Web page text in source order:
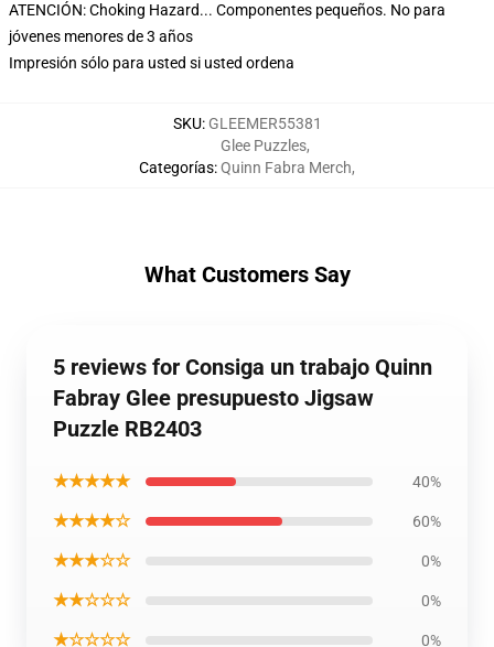
ATENCIÓN: Choking Hazard... Componentes pequeños. No para
jóvenes menores de 3 años
Impresión sólo para usted si usted ordena
SKU: GLEEMER55381
Categorías:
Glee Puzzles,
Quinn Fabra Merch,
What Customers Say
5 reviews for Consiga un trabajo Quinn
Fabray Glee presupuesto Jigsaw
Puzzle RB2403
★★★★★ 40%
★★★★☆ 60%
★★★☆☆ 0%
★★☆☆☆ 0%
★☆☆☆☆ 0%